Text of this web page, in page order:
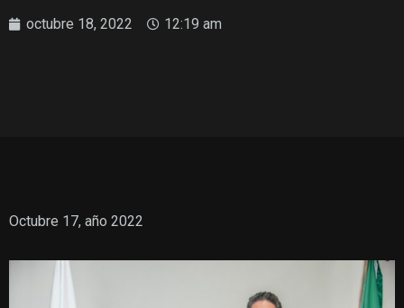
octubre 18, 2022 12:19 am
Octubre 17, año 2022